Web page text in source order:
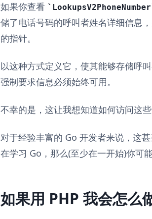
如果你查看 LookupsV2PhoneNumber
储了电话号码的呼叫者姓名详细信息
的指针。
以这种方式定义它，使其能够存储呼
强制要求信息必须始终可用。
不幸的是，这让我想知道如何访问这些
对于经验丰富的 Go 开发者来说，这
在学习 Go，那么(至少在一开始)你可
如果用 PHP 我会怎么